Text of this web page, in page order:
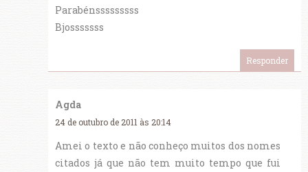
Parabénsssssssss
Bjosssssss
Responder
Agda
24 de outubro de 2011 às 20:14
Amei o texto e não conheço muitos dos nomes
citados já que não tem muito tempo que fui